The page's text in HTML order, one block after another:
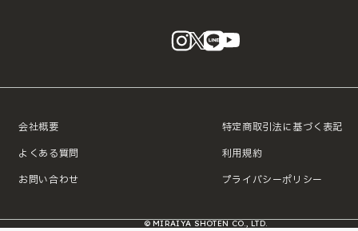
instagram
X LINE
会社概要
よくある質問
お問い合わせ
特定商取引法に基づく表記
利用規約
プライバシーポリシー
© MIRAIYA SHOTEN CO., LTD.